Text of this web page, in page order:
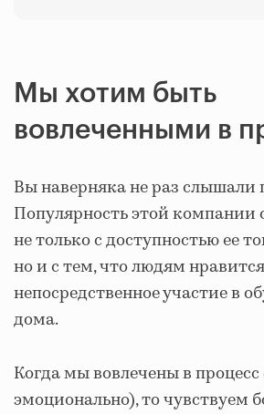
Мы хотим быть
вовлеченными в
Вы наверняка не раз слышали
Популярность этой компании
не только с доступностью ее
но и с тем, что людям
непосредственное участие в
дома.
Когда мы вовлечены в
эмоционально), то чувствуем